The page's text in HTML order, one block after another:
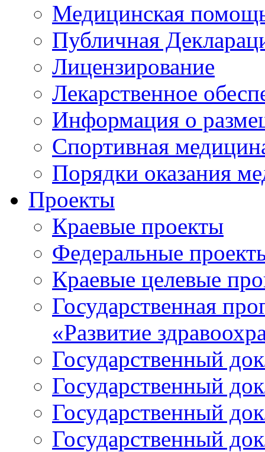
Медицинская
Публичная
Лицензирование
Лекарственное
Информация о
Спортивная
Порядки оказания
Проекты
Краевые проекты
Федеральные
Краевые целевые
Государственная
«Развитие
Государственный
Государственный
Государственный
Государственный